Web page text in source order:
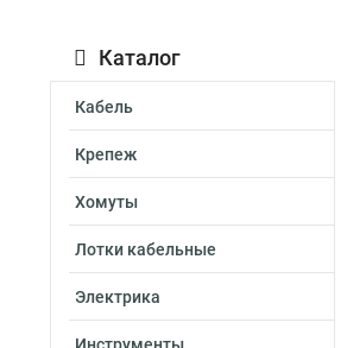
Каталог
Кабель
Крепеж
Хомуты
Лотки кабельные
Электрика